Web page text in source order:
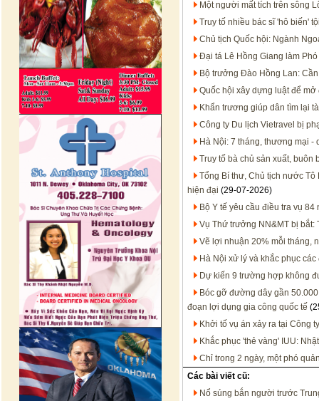
Một người mất tích trên sông
Truy tố nhiều bác sĩ 'hô biến'
Chủ tịch Quốc hội: Ngành
Đại tá Lê Hồng Giang làm
Bộ trưởng Đào Hồng Lan:
Quốc hội xây dựng luật để
Khẩn trương giúp dân tìm lại
Công ty Du lịch Vietravel bị
Hà Nội: 7 tháng, thương mại -
Truy tố bà chủ sản xuất, buôn
Tổng Bí thư, Chủ tịch nước
hiện đại (29-07-2026)
Bộ Y tế yêu cầu điều tra vụ
Vụ Thứ trưởng NN&MT bị bắt:
Vẽ lợi nhuận 20% mỗi tháng,
Hà Nội xử lý và khắc phục
Dự kiến 9 trường hợp không
Bóc gỡ đường dây gần
đoạn lợi dụng gia công quốc tế
Khởi tố vụ án xảy ra tại Công
Khắc phục 'thẻ vàng' IUU:
Chỉ trong 2 ngày, một phó
Các bài viết cũ:
Nổ súng bắn người trước